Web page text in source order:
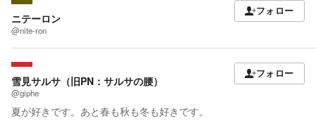
ニテーロン
@nite-ron
フォロー
雪見サルサ（旧PN：サルサの腰）
@giphe
夏が好きです。あと春も秋も冬も好きです。
フォロー